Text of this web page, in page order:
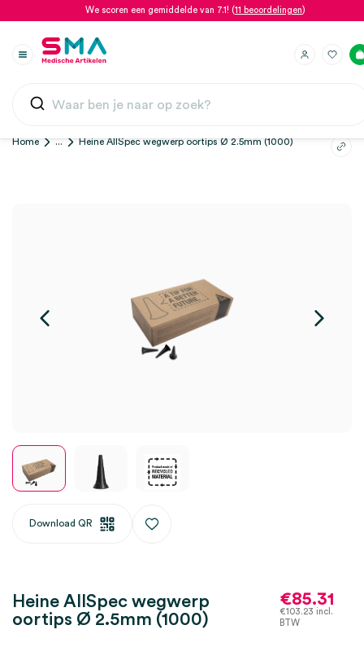
We scoren een gemiddelde van 7.1! (11 beoordelingen)
Home ... Heine AllSpec wegwerp oortips Ø 2.5mm (1000)
Download QR
Heine AllSpec wegwerp
oortips Ø 2.5mm (1000)
€85.31
€103.23 incl.
BTW